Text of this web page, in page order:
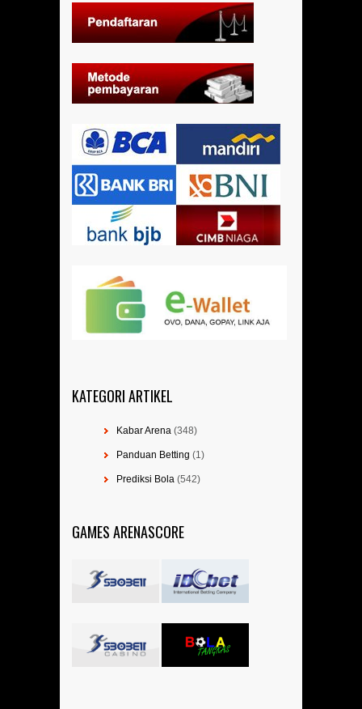
KATEGORI ARTIKEL
Kabar Arena (348)
Panduan Betting (1)
Prediksi Bola (542)
GAMES ARENASCORE